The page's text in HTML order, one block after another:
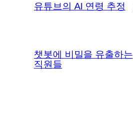
유튜브의 AI 연령 추정
챗봇에 비밀을 유출하는
직원들